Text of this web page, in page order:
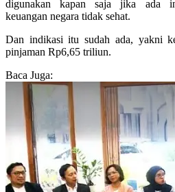
digunakan kapan saja jika ada
keuangan negara tidak sehat.
Dan indikasi itu sudah ada, yakni
pinjaman Rp6,65 triliun.
Baca Juga: